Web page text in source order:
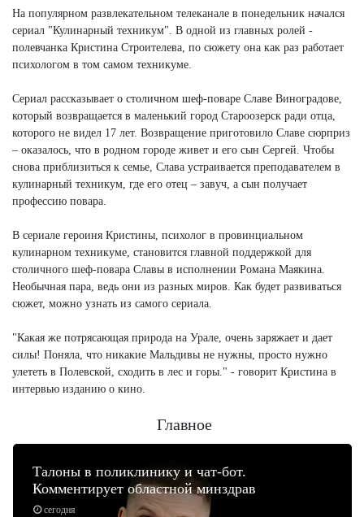
На популярном развлекательном телеканале в понедельник начался
сериал "Кулинарный техникум". В одной из главных ролей -
полевчанка Кристина Строителева, по сюжету она как раз работает
психологом в том самом техникуме.
Сериал рассказывает о столичном шеф-поваре Славе Виноградове,
который возвращается в маленький город Староозерск ради отца,
которого не видел 17 лет. Возвращение приготовило Славе сюрприз
– оказалось, что в родном городе живет и его сын Сергей. Чтобы
снова приблизиться к семье, Слава устраивается преподавателем в
кулинарный техникум, где его отец – завуч, а сын получает
профессию повара.
В сериале героиня Кристины, психолог в провинциальном
кулинарном техникуме, становится главной поддержкой для
столичного шеф-повара Славы в исполнении Романа Маякина.
Необычная пара, ведь они из разных миров. Как будет развиваться
сюжет, можно узнать из самого сериала.
"Какая же потрясающая природа на Урале, очень заряжает и дает
силы! Поняла, что никакие Мальдивы не нужны, просто нужно
улететь в Полевской, сходить в лес и горы." - говорит Кристина в
интервью изданию о кино.
Главное
сегодня
Талоны в поликлинику и чат-бот.
Комментирует областной минздрав